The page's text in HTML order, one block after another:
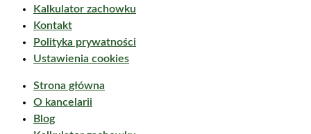
Kalkulator zachowku
Kontakt
Polityka prywatności
Ustawienia cookies
Strona główna
O kancelarii
Blog